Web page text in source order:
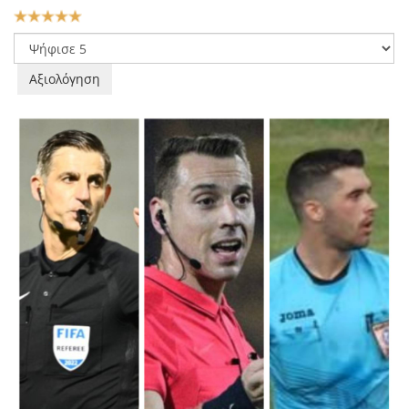
Αξιολόγηση
Χρήστη:5/5
Παρακαλώ
αξιολογήστε